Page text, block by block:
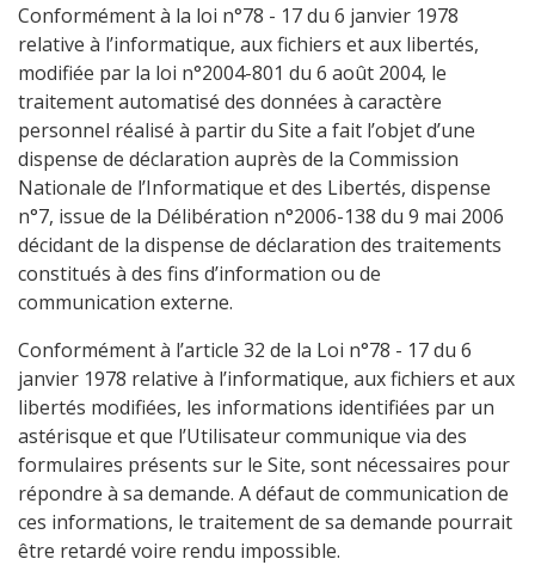
Conformément à la loi n°78 - 17 du 6 janvier 1978
relative à l’informatique, aux fichiers et aux libertés,
modifiée par la loi n°2004-801 du 6 août 2004, le
traitement automatisé des données à caractère
personnel réalisé à partir du Site a fait l’objet d’une
dispense de déclaration auprès de la Commission
Nationale de l’Informatique et des Libertés, dispense
n°7, issue de la Délibération n°2006-138 du 9 mai 2006
décidant de la dispense de déclaration des traitements
constitués à des fins d’information ou de
communication externe.
Conformément à l’article 32 de la Loi n°78 - 17 du 6
janvier 1978 relative à l’informatique, aux fichiers et aux
libertés modifiées, les informations identifiées par un
astérisque et que l’Utilisateur communique via des
formulaires présents sur le Site, sont nécessaires pour
répondre à sa demande. A défaut de communication de
ces informations, le traitement de sa demande pourrait
être retardé voire rendu impossible.